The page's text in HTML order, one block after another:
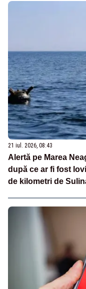
21 iul. 2026, 08:43
Alertă pe Marea
după ce ar fi fost
de kilometri de